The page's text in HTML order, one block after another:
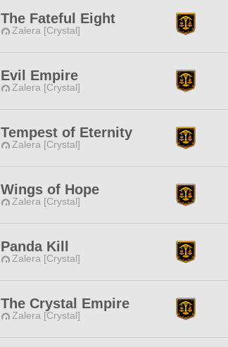
The Fateful Eight
Zalera [Crystal]
Evil Empire
Zalera [Crystal]
Tempest of Eternity
Zalera [Crystal]
Wings of Hope
Zalera [Crystal]
Panda Kill
Zalera [Crystal]
The Crystal Empire
Zalera [Crystal]